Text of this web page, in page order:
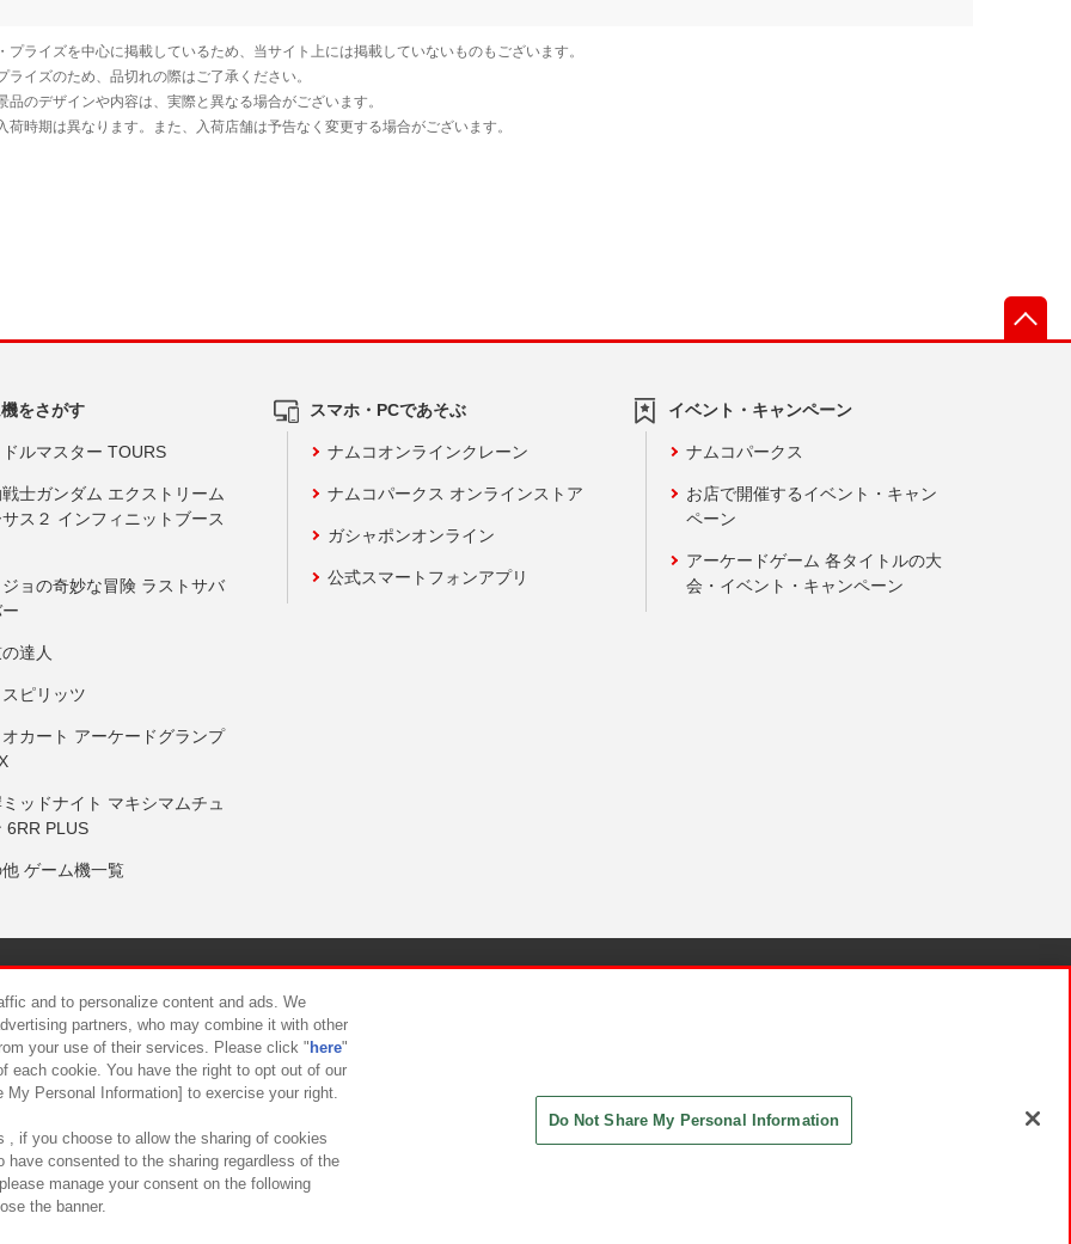
をさがす
ルマスター TOURS
士ガンダム エクストリーム
ス２ インフィニットブース
ョの奇妙な冒険 ラストサバ
達人
ピリッツ
カート アーケードグランプ
ッドナイト マキシマムチュ
6RR PLUS
ゲーム機一覧
スマホ・PCであそぶ
ナムコオンラインクレーン
ナムコパークス オンラインストア
ガシャポンオンライン
公式スマートフォンアプリ
イベント・キャンペーン
ナムコパークス
お店で開催するイベント・キャン
ペーン
アーケードゲーム 各タイトルの大
会・イベント・キャンペーン
について カスタマーハラスメント対応方針
and to personalize content and ads. We
partners, who may combine it with other
your use of their services. Please click " here"
each cookie. You have the right to opt out of our
Personal Information] to exercise your right.
, if you choose to allow the sharing of cookies
have consented to the sharing regardless of the
manage your consent on the following
the banner.
Do Not Share My Personal Information